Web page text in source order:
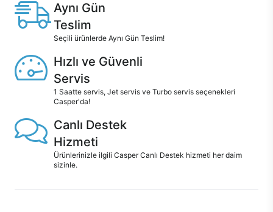
Aynı Gün
Teslim
Seçili ürünlerde Aynı Gün Teslim!
Hızlı ve Güvenli
Servis
1 Saatte servis, Jet servis ve Turbo servis seçenekleri
Casper'da!
Canlı Destek
Hizmeti
Ürünlerinizle ilgili Casper Canlı Destek hizmeti her daim
sizinle.